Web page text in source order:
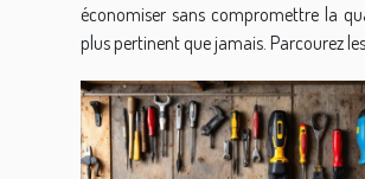
économiser sans compromettre la
plus pertinent que jamais. Parcourez